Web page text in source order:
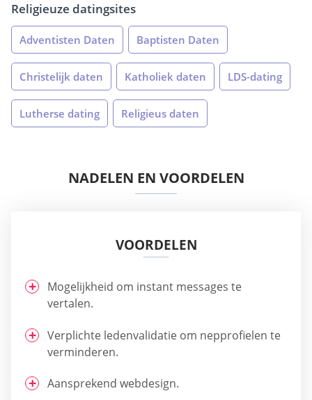
Religieuze datingsites
Adventisten Daten Baptisten Daten
Christelijk daten Katholiek daten LDS-dating
Lutherse dating Religieus daten
NADELEN EN VOORDELEN
VOORDELEN
Mogelijkheid om instant messages te
vertalen.
Verplichte ledenvalidatie om nepprofielen te
verminderen.
Aansprekend webdesign.